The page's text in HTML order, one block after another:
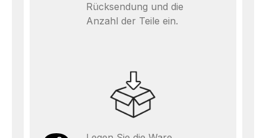
Rücksendung und die
Anzahl der Teile ein.